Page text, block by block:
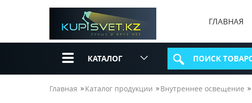
ГЛАВНАЯ
КАТАЛОГ
Главная Каталог продукции Внутреннее освещение